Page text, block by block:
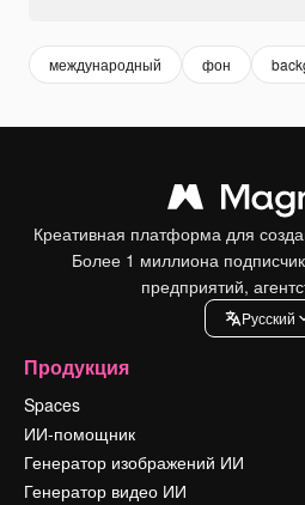
международный фон
Креативная платформа для
Более 1 миллиона
предприятий,
Pусский
Продукция
Spaces
ИИ-помощник
Генератор изображений ИИ
Генератор видео ИИ